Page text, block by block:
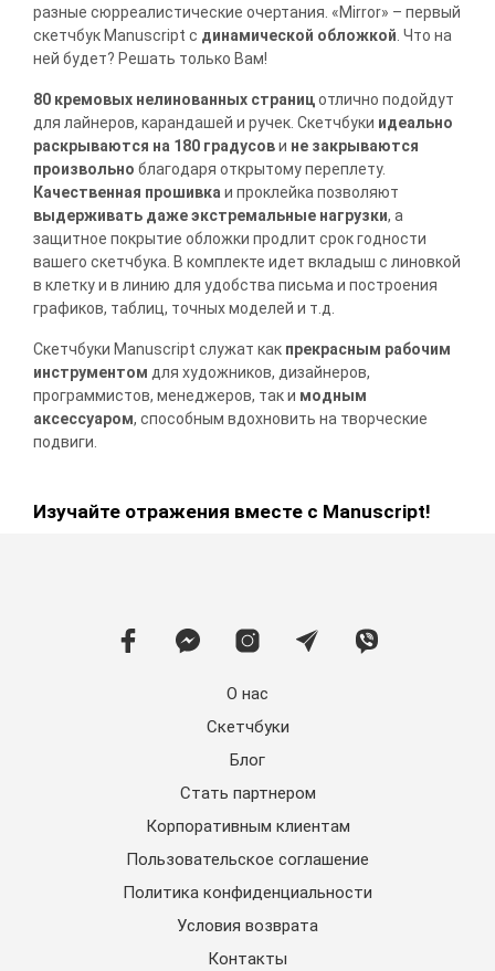
разные сюрреалистические очертания. «Mirror» – первый
скетчбук Manuscript с динамической обложкой. Что на
ней будет? Решать только Вам!
80 кремовых нелинованных страницотлично подойдут
для лайнеров, карандашей и ручек. Скетчбуки идеально
раскрываются на 180 градусови не закрываются
произвольно благодаря открытому переплету.
Качественная прошивкаи проклейка позволяют
выдерживать даже экстремальные нагрузки, а
защитное покрытие обложки продлит срок годности
вашего скетчбука. В комплекте идет вкладыш с линовкой
в клетку и в линию для удобства письма и построения
графиков, таблиц, точных моделей и т.д.
Скетчбуки Manuscript служат как прекрасным рабочим
инструментом для художников, дизайнеров,
программистов, менеджеров, так и модным
аксессуаром, способным вдохновить на творческие
подвиги.
Изучайте отражения вместе с Manuscript!
О нас
Скетчбуки
Блог
Стать партнером
Корпоративным клиентам
Пользовательское соглашение
Политика конфиденциальности
Условия возврата
Контакты